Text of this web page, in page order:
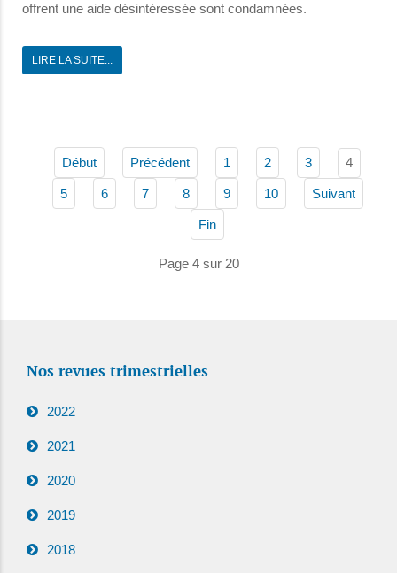
offrent une aide désintéressée sont condamnées.
LIRE LA SUITE...
Début Précédent 1 2 3 4
5 6 7 8 9 10 Suivant
Fin
Page 4 sur 20
Nos revues trimestrielles
2022
2021
2020
2019
2018